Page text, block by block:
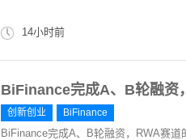
14小时前
​BiFinance完成A、B轮融资
创新创业 ​BiFinance
​BiFinance完成A、B轮融资，RWA赛道